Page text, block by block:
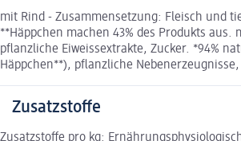
mit Rind - Zusammensetzung: Fleisch und
**Häppchen machen 43% des Produkts
pflanzliche Eiweissextrakte, Zucker. *94%
Häppchen**), pflanzliche
Zusatzstoffe
Zusatzstoffe pro kg: